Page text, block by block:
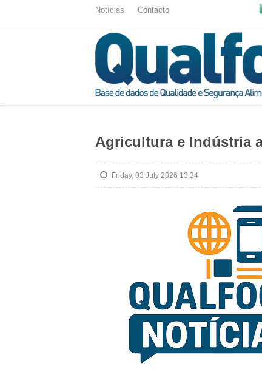
Notícias Contacto
Agricultura e Indústria
Friday, 03 July 2026 13:34